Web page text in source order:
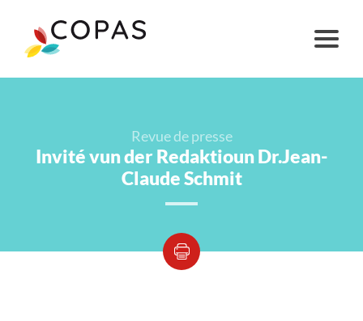
Revue de presse
Invité vun der Redaktioun Dr.Jean-
Claude Schmit